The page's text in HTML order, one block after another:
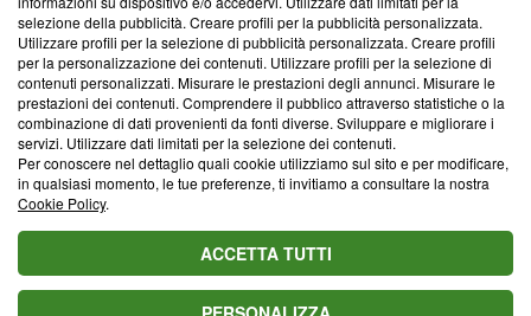
Redazione
Informativa Privacy
Cookie Policy
Blasting SA, IDI CHE-247.845.224, Via Carlo Frasca, 3 - 6900
Lugano (Svizzera) Tel:+39 0690258937
© 2026 Blasting News
selezione della pubblicità. Creare profili per la pubblicità personalizzata.
Utilizzare profili per la selezione di pubblicità personalizzata. Creare profili
per la personalizzazione dei contenuti. Utilizzare profili per la selezione di
contenuti personalizzati. Misurare le prestazioni degli annunci. Misurare le
prestazioni dei contenuti. Comprendere il pubblico attraverso statistiche o la
combinazione di dati provenienti da fonti diverse. Sviluppare e migliorare i
servizi. Utilizzare dati limitati per la selezione dei contenuti.
Per conoscere nel dettaglio quali cookie utilizziamo sul sito e per modificare,
in qualsiasi momento, le tue preferenze, ti invitiamo a consultare la nostra
Cookie Policy.
ACCETTA TUTTI